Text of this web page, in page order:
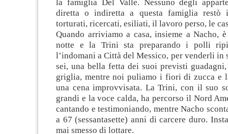
la famiglia Del Valle. Nessuno degli
diretta o indiretta a questa famiglia restò
torturati, ricercati, esiliati, il lavoro perso, le
Quando arriviamo a casa, insieme a Nacho,
notte e la Trini sta preparando i polli
l’indomani a Città del Messico, per venderli in
sei, una bella fetta dei suoi previsti
griglia, mentre noi puliamo i fiori di zucca e
una cena improvvisata. La Trini, con il suo
grandi e la voce calda, ha percorso il Nord
cantando e testimoniando, mentre Nacho
a 67 (sessantasette) anni di carcere duro.
mai smesso di lottare.